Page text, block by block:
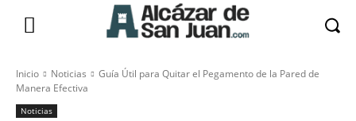
Inicio Noticias
Guía Útil para Quitar el Pegamento de la Pared de
Manera Efectiva
Noticias